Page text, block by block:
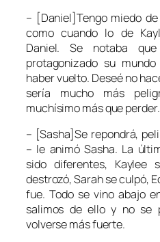
– [Daniel]Tengo miedo
como cuando lo de
Daniel. Se notaba
protagonizado su
haber vuelto. Deseé no
sería mucho más
muchísimo más que perder.
– [Sasha]Se repondrá,
– le animó Sasha. La
sido diferentes,
destrozó, Sarah se culpó,
fue. Todo se vino abajo
salimos de ello y no se
volverse más fuerte.